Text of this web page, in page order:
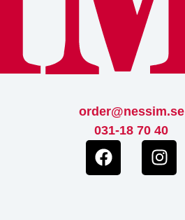
order@nessim.se
031-18 70 40